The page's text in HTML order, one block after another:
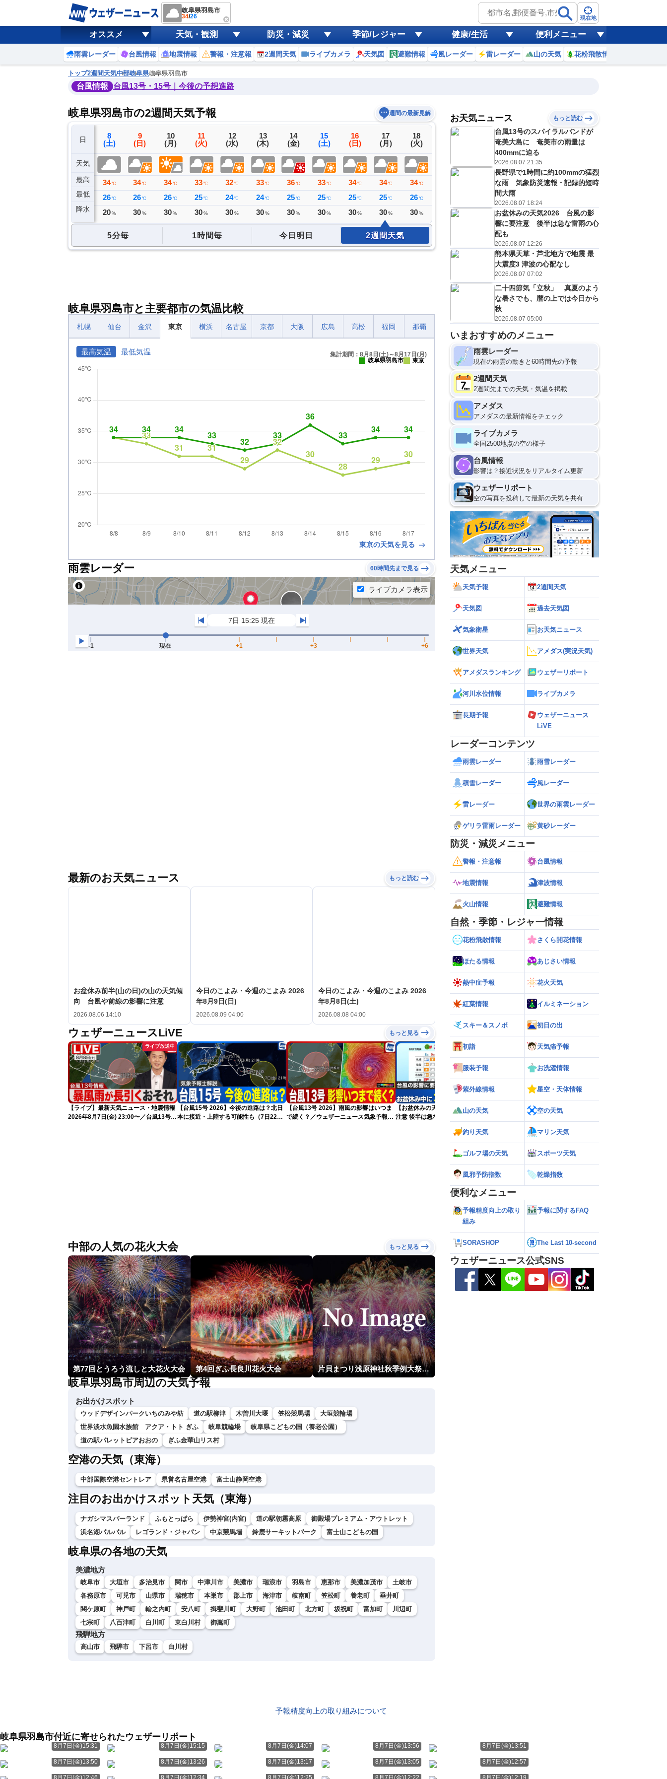
岐阜県羽島市
34/26 現在地
オススメ 天気・観測 防災・減災 季節/レジャー 健康/生活 便利メニュー
雨雲レーダー 台風情報 地震情報 警報・注意報 2週間天気 ライブカメラ 天気図 避難情報 風レーダー 雷レーダー 山の天気 花粉飛散情報
トップ2週間天気中部岐阜県岐阜県羽島市
台風情報 台風13号・15号｜今後の予想進路
岐阜県羽島市の2週間天気予報 週間の最新見解
日
天気
最高
最低
降水
7
(金)
34℃
27℃
ミリ
8
(土)
34 ℃
26 ℃
20 %
9
(日)
34℃
26 ℃
30 %
10
(月)
34℃
26 ℃
30 %
11
(火)
33 ℃
25 ℃
30 %
12
(水)
32℃
24℃
30%
13
(木)
33℃
24℃
30%
14
(金)
36℃
25℃
30%
15
(土)
33℃
25℃
30%
16
(日)
34 ℃
25 ℃
30 %
17
(月)
34 ℃
25 ℃
30 %
18
(火)
34 ℃
26 ℃
30 %
19
%
21
(金)
C
36
26 ℃
20%
22
(土)
E
34℃
40%
予報の
信頼度
B
C
D
5分毎 1時間毎 今日明日 2週間天気
岐阜県羽島市と主要都市の気温比較
札幌 仙台 金沢 東京 横浜 名古屋 京都 大阪 広島 高松 福岡 那覇
最高気温 最低気温
集計期間：8月8日(土)～8月17日(月)
岐阜県羽島市
東京
東京の天気を見る
雨雲レーダー 60時間先まで見る
最新のお天気ニュース もっと読む
お盆休み前半(山の日)の山の天気傾
向 台風や前線の影響に注意
2026.08.06 14:10
今日のこよみ・今週のこよみ 2026
年8月9日(日)
2026.08.09 04:00
今日のこよみ・今週のこよみ 2026
年8月8日(土)
2026.08.08 04:00
ウェザーニュースLiVE もっと見る
ライブ放送中
【ライブ】最新天気ニュース・地震情報
2026年8月7日(金) 23:00〜／台風13号の
【台風15号 2026】今後の進路は？北日
本に接近・上陸する可能性も（7日22時
【台風13号 2026】雨風の影響はいつま
で続く？／ウェザーニュース気象予報士
【お盆休みの天気2026】台風の影響に要
注意 後半は急な雷雨の心配も
【ゲリラ雷雨】長野県で1時間に約
100mmの猛烈な雨／気象防災速報・記
録的短時間大雨
中部の人気の花火大会 もっと見る
第77回とうろう流しと大花火大会 第4回ぎふ長良川花火大会 片貝まつり浅原神社秋季例大祭奉納大煙火
岐阜県羽島市周辺の天気予報
お出かけスポット
ウッドデザインパークいちのみや紡 道の駅柳津 木曽川大堰 笠松競馬場
大垣競輪場
世界淡水魚園水族館 アクア・トト ぎふ
岐阜競輪場
岐阜県こどもの国（養老公園）
道の駅パレットピアおおの
ぎふ金華山リス村
空港の天気（東海）
中部国際空港セントレア 県営名古屋空港 富士山静岡空港
注目のお出かけスポット天気（東海）
ナガシマスパーランド ふもとっぱら 伊勢神宮(内宮) 道の駅朝霧高原
御殿場プレミアム・アウトレット
浜名湖パルパル
レゴランド・ジャパン 中京競馬場 鈴鹿サーキットパーク 富士山こどもの国
岐阜県の各地の天気
美濃地方
岐阜市 大垣市 多治見市 関市 中津川市 美濃市 瑞浪市 羽島市 恵那市 美濃加茂市
土岐市
各務原市
可児市 山県市 瑞穂市 本巣市 郡上市 海津市 岐南町 笠松町 養老町
垂井町
関ケ原町
神戸町 輪之内町 安八町 揖斐川町 大野町 池田町 北方町 坂祝町 富加町
川辺町
七宗町
八百津町 白川町 東白川村 御嵩町
飛騨地方
高山市 飛騨市 下呂市 白川村
お天気ニュース もっと読む
台風13号のスパイラルバンドが
奄美大島に 奄美市の雨量は
400mmに迫る
2026.08.07 21:35
長野県で1時間に約100mmの猛烈
な雨 気象防災速報・記録的短時
間大雨
2026.08.07 18:24
お盆休みの天気2026 台風の影
響に要注意 後半は急な雷雨の心
配も
2026.08.07 12:26
熊本県天草・芦北地方で地震 最
大震度3 津波の心配なし
2026.08.07 07:02
二十四節気「立秋」 真夏のよう
な暑さでも、暦の上では今日から
秋
2026.08.07 05:00
いまおすすめのメニュー
雨雲レーダー
現在の雨雲の動きと60時間先の予報
2週間天気
2週間先までの天気・気温を掲載
アメダス
アメダスの最新情報をチェック
ライブカメラ
全国2500地点の空の様子
台風情報
影響は？接近状況をリアルタイム更新
ウェザーリポート
空の写真を投稿して最新の天気を共有
天気メニュー
天気予報 2週間天気
天気図 過去天気図
気象衛星 お天気ニュース
世界天気 アメダス(実況天気)
アメダスランキング ウェザーリポート
河川水位情報 ライブカメラ
長期予報
ウェザーニュース
LiVE
レーダーコンテンツ
雨雲レーダー 雨雪レーダー
積雪レーダー 風レーダー
雷レーダー 世界の雨雲レーダー
ゲリラ雷雨レーダー 黄砂レーダー
防災・減災メニュー
警報・注意報 台風情報
地震情報 津波情報
火山情報 避難情報
自然・季節・レジャー情報
花粉飛散情報 さくら開花情報
ほたる情報 あじさい情報
熱中症予報 花火天気
紅葉情報 イルミネーション
スキー＆スノボ 初日の出
初詣 天気痛予報
服装予報 お洗濯情報
紫外線情報 星空・天体情報
山の天気 空の天気
釣り天気 マリン天気
ゴルフ場の天気 スポーツ天気
風邪予防指数 乾燥指数
便利なメニュー
予報精度向上の取り
組み
予報に関するFAQ
SORASHOP The Last 10-second
ウェザーニュース公式SNS
予報精度向上の取り組みについて
岐阜県羽島市付近に寄せられたウェザーリポート
8月7日(金)15:31 8月7日(金)15:15 8月7日(金)14:07 8月7日(金)13:56 8月7日(金)13:51
8月7日(金)13:50 8月7日(金)13:26 8月7日(金)13:17 8月7日(金)13:05 8月7日(金)12:57
8月7日(金)12:46 8月7日(金)12:34 8月7日(金)12:25 8月7日(金)12:22 8月7日(金)12:19